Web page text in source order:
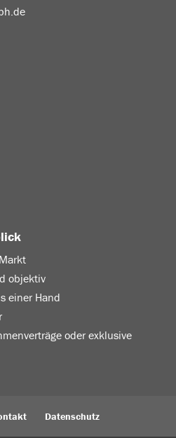
objektiv
einer Hand
oder exklusive
Datenschutz